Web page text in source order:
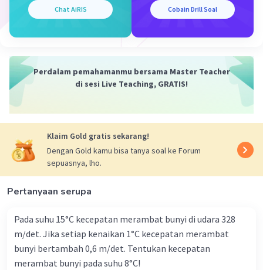
EM = EK + EP
EK = 1/2mv2
Ep = mgh
EK = Energi kinetik (J)
g = percepatan gravitasi (m/s
h = ketinggian (m)
Karena kedua bole dijatuhkan, maka keduanya
tidak memiliki kecepatan awal. Artinya :
EKA + EPA = EKA' + EPA'
0 + mA.g.hA = (1/2mAvA' ) + 0
mgh = 1/2mv ...............(1)
Chat AiRIS Cobain Drill Soal
Perdalam pemahamanmu bersama Master Teacher
di sesi Live Teaching, GRATIS!
Klaim Gold gratis sekarang!
Dengan Gold kamu bisa tanya soal ke Forum
sepuasnya, lho.
Pertanyaan serupa
Pada suhu 15°C kecepatan merambat bunyi di udara 328
m/det. Jika setiap kenaikan 1°C kecepatan merambat
bunyi bertambah 0,6 m/det. Tentukan kecepatan
merambat bunyi pada suhu 8°C!